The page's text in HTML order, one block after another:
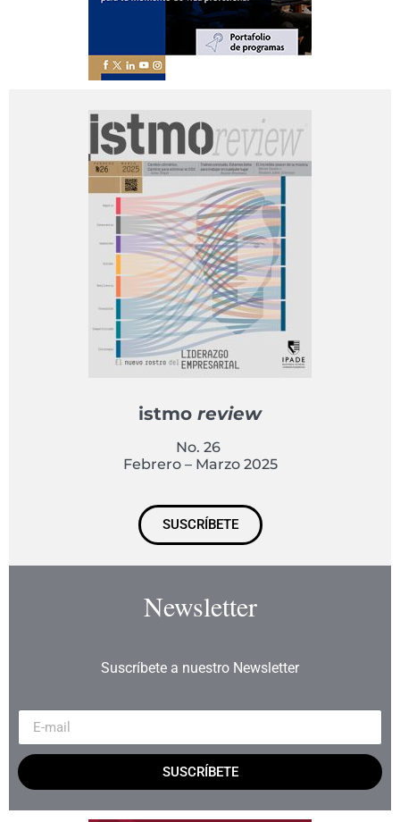
istmo review
No. 26
Febrero – Marzo 2025
SUSCRÍBETE
Newsletter
Suscríbete a nuestro Newsletter
SUSCRÍBETE